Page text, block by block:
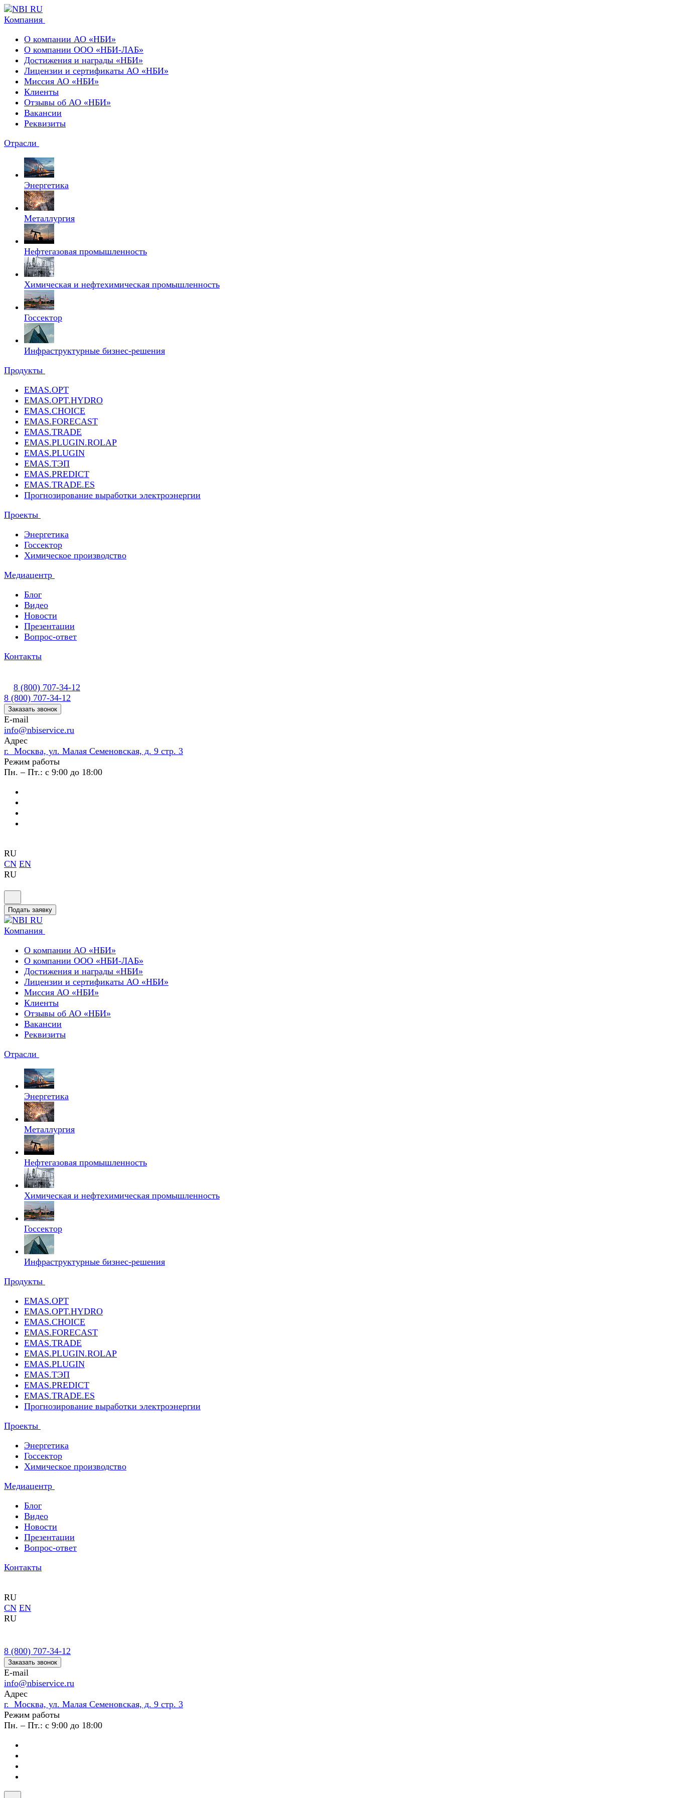
Компания
О компании АО «НБИ»
О компании ООО «НБИ-ЛАБ»
Достижения и награды «НБИ»
Лицензии и сертификаты АО «НБИ»
Миссия АО «НБИ»
Клиенты
Отзывы об АО «НБИ»
Вакансии
Реквизиты
Отрасли
Энергетика
Металлургия
Нефтегазовая промышленность
Химическая и нефтехимическая промышленность
Госсектор
Инфраструктурные бизнес-решения
Продукты
EMAS.OPT
EMAS.OPT.HYDRO
EMAS.CHOICE
EMAS.FORECAST
EMAS.TRADE
EMAS.PLUGIN.ROLAP
EMAS.PLUGIN
EMAS.ТЭП
EMAS.PREDICT
EMAS.TRADE.ES
Прогнозирование выработки электроэнергии
Проекты
Энергетика
Госсектор
Химическое производство
Медиацентр
Блог
Видео
Новости
Презентации
Вопрос-ответ
Контакты
8 (800) 707-34-12
8 (800) 707-34-12
Заказать звонок
E-mail
info@nbiservice.ru
Адрес
г. Москва, ул. Малая Семеновская, д. 9 стр. 3
Режим работы
Пн. – Пт.: с 9:00 до 18:00
RU
CN EN
RU
Подать заявку
Компания
О компании АО «НБИ»
О компании ООО «НБИ-ЛАБ»
Достижения и награды «НБИ»
Лицензии и сертификаты АО «НБИ»
Миссия АО «НБИ»
Клиенты
Отзывы об АО «НБИ»
Вакансии
Реквизиты
Отрасли
Энергетика
Металлургия
Нефтегазовая промышленность
Химическая и нефтехимическая промышленность
Госсектор
Инфраструктурные бизнес-решения
Продукты
EMAS.OPT
EMAS.OPT.HYDRO
EMAS.CHOICE
EMAS.FORECAST
EMAS.TRADE
EMAS.PLUGIN.ROLAP
EMAS.PLUGIN
EMAS.ТЭП
EMAS.PREDICT
EMAS.TRADE.ES
Прогнозирование выработки электроэнергии
Проекты
Энергетика
Госсектор
Химическое производство
Медиацентр
Блог
Видео
Новости
Презентации
Вопрос-ответ
Контакты
RU
CN EN
RU
8 (800) 707-34-12
Заказать звонок
E-mail
info@nbiservice.ru
Адрес
г. Москва, ул. Малая Семеновская, д. 9 стр. 3
Режим работы
Пн. – Пт.: с 9:00 до 18:00